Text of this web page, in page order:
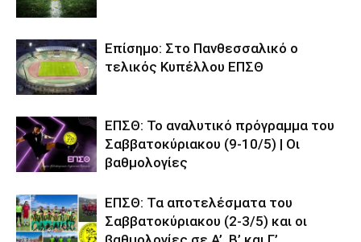
Επίσημο: Στο Πανθεσσαλικό ο
τελικός Κυπέλλου ΕΠΣΘ
ΕΠΣΘ: Το αναλυτικό πρόγραμμα του
Σαββατοκύριακου (9-10/5) | Οι
βαθμολογίες
ΕΠΣΘ: Τα αποτελέσματα του
Σαββατοκύριακου (2-3/5) και οι